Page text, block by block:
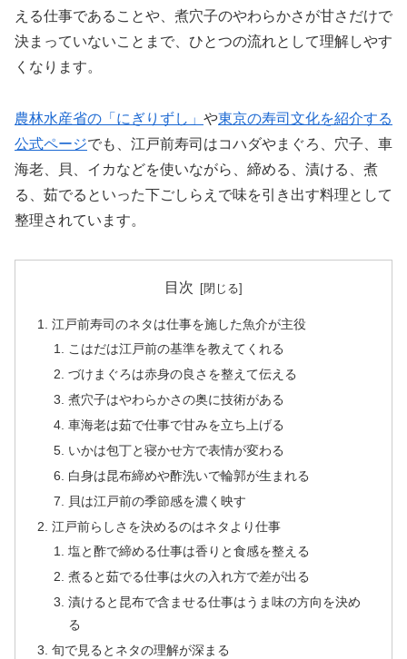
える仕事であることや、煮穴子のやわらかさが甘さだけで
決まっていないことまで、ひとつの流れとして理解しやす
くなります。
農林水産省の「にぎりずし」 や東京の寿司文化を紹介する
公式ページでも、江戸前寿司はコハダやまぐろ、穴子、車
海老、貝、イカなどを使いながら、締める、漬ける、煮
る、茹でるといった下ごしらえで味を引き出す料理として
整理されています。
目次
江戸前寿司のネタは仕事を施した魚介が主役
こはだは江戸前の基準を教えてくれる
づけまぐろは赤身の良さを整えて伝える
煮穴子はやわらかさの奥に技術がある
車海老は茹で仕事で甘みを立ち上げる
いかは包丁と寝かせ方で表情が変わる
白身は昆布締めや酢洗いで輪郭が生まれる
貝は江戸前の季節感を濃く映す
江戸前らしさを決めるのはネタより仕事
塩と酢で締める仕事は香りと食感を整える
煮ると茹でる仕事は火の入れ方で差が出る
漬けると昆布で含ませる仕事はうま味の方向を決め
る
旬で見るとネタの理解が深まる